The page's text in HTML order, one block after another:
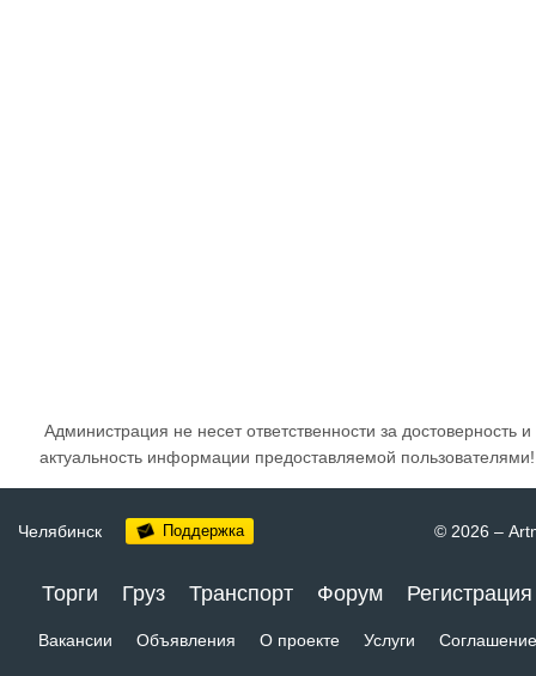
Администрация не несет ответственности за достоверность и
актуальность информации предоставляемой пользователями!
Челябинск Поддержка © 2026 –
Торги Груз Транспорт Форум Регистрация
Вакансии Объявления О проекте Услуги Соглашение